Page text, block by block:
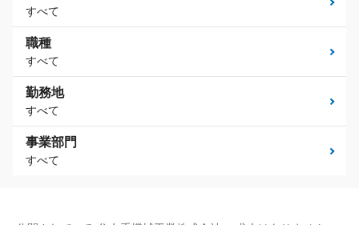
すべて
職種
すべて
勤務地
すべて
事業部門
すべて